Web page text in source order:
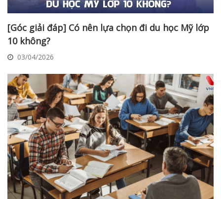
[Góc giải đáp] Có nên lựa chọn đi du học Mỹ lớp
10 không?
03/04/2026